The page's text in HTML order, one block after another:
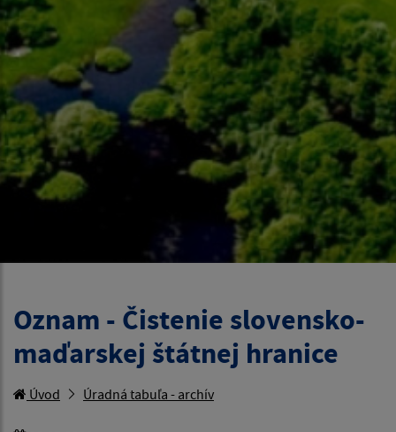
Oznam - Čistenie slovensko-
maďarskej štátnej hranice
Úvod Úradná tabuľa - archív